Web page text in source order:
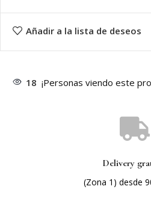
Añadir a la lista de deseos
18 ¡Personas viendo este
Delivery
(Zona 1) desde